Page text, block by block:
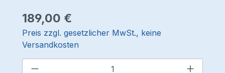
Regulärer Preis:
189,00 €
Preis zzgl. gesetzlicher MwSt., keine
Versandkosten
Produkt Anzahl: Gib den